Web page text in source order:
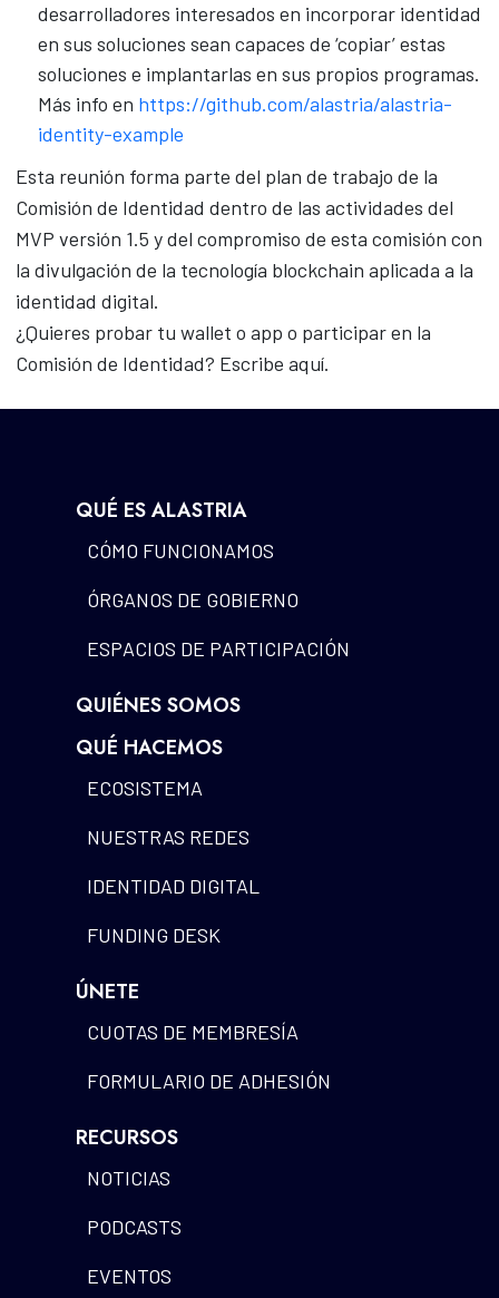
desarrolladores interesados en incorporar identidad
en sus soluciones sean capaces de ‘copiar’ estas
soluciones e implantarlas en sus propios programas.
Más info en https://github.com/alastria/alastria-
identity-example
Esta reunión forma parte del plan de trabajo de la
Comisión de Identidad dentro de las actividades del
MVP versión 1.5 y del compromiso de esta comisión con
la divulgación de la tecnología blockchain aplicada a la
identidad digital.
¿Quieres probar tu wallet o app o participar en la
Comisión de Identidad? Escribe aquí.
QUÉ ES ALASTRIA
CÓMO FUNCIONAMOS
ÓRGANOS DE GOBIERNO
ESPACIOS DE PARTICIPACIÓN
QUIÉNES SOMOS
QUÉ HACEMOS
ECOSISTEMA
NUESTRAS REDES
IDENTIDAD DIGITAL
FUNDING DESK
ÚNETE
CUOTAS DE MEMBRESÍA
FORMULARIO DE ADHESIÓN
RECURSOS
NOTICIAS
PODCASTS
EVENTOS